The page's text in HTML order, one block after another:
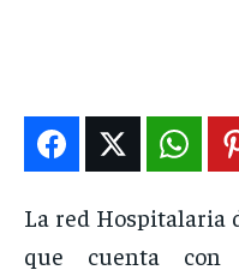
NOSOTROS
NOSOTROS
NOSOTROS
INSTITUCIONAL
NOSOTROS
INSTITUCIONAL
La red Hospitalaria
que cuenta